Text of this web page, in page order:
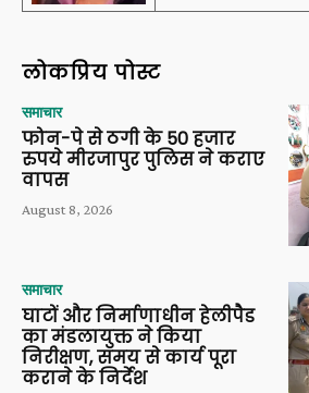
लोकप्रिय पोस्ट
समाचार
फोन-पे से ठगी के 50 हजार
रुपये मीरजापुर पुलिस ने कराए
वापस
August 8, 2026
समाचार
घाटों और निर्माणाधीन हेलीपैड
का मंडलायुक्त ने किया
निरीक्षण, समय से कार्य पूरा
कराने के निर्देश